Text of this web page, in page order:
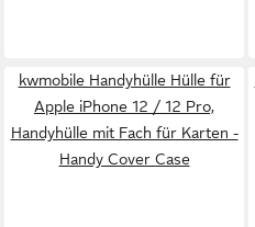
kwmobile Handyhülle Hülle für
Apple iPhone 12 / 12 Pro,
Handyhülle mit Fach für Karten -
Handy Cover Case